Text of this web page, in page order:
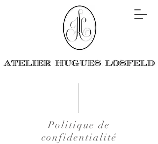
Politique de
confidentialité